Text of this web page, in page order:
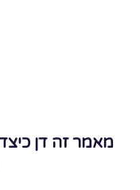
מאמר זה דן